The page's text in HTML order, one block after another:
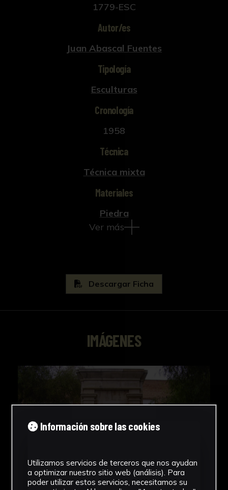
1779-ESC
Autor/es
Juan Abascal Fuentes
Tipología
Esculturas
Cronología
1958
Técnica
Técnica mixta
Materiales
Piedra
Ver más
Descargar Ficha
IMÁGENES
Información sobre las cookies
Utilizamos servicios de terceros que nos ayudan
a optimizar nuestro sitio web (análisis). Para
poder utilizar estos servicios, necesitamos su